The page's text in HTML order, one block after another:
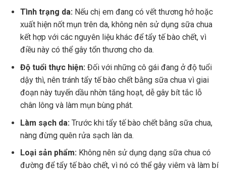
Tình trạng da: Nếu chị em đang có vết thương hở hoặc
xuất hiện nốt mụn trên da, không nên sử dụng sữa chua
kết hợp với các nguyên liệu khác để tẩy tế bào chết, vì
điều này có thể gây tổn thương cho da.
Độ tuổi thực hiện: Đối với những cô gái đang ở độ tuổi
dậy thì, nên tránh tẩy tế bào chết bằng sữa chua vì giai
đoạn này tuyến dầu nhờn tăng hoạt, dễ gây bít tắc lỗ
chân lông và làm mụn bùng phát.
Làm sạch da: Trước khi tẩy tế bào chết bằng sữa chua,
nàng đừng quên rửa sạch làn da.
Loại sản phẩm: Không nên sử dụng dạng sữa chua có
đường để tẩy tế bào chết, vì nó có thể gây viêm và làm bí